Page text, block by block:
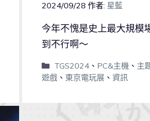
2024/09/28 作者: 星藍
今年不愧是史上最大規模
到不行啊～
TGS2024、 PC&主機、 主
遊戲、 東京電玩展、 資訊